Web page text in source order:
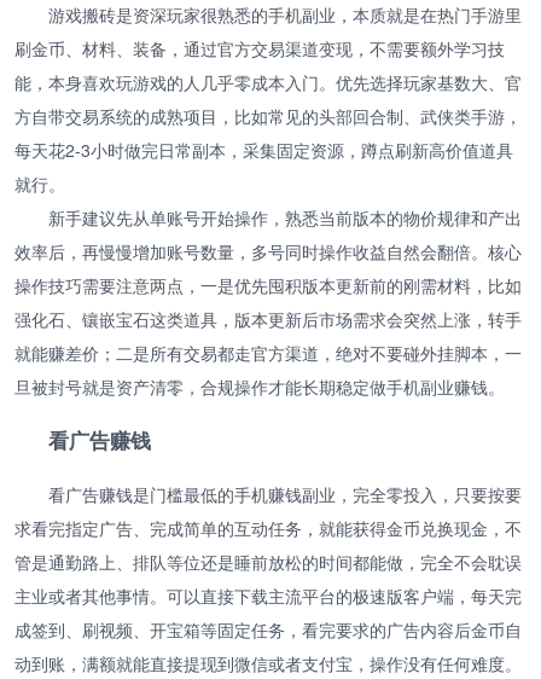
游戏搬砖是资深玩家很熟悉的手机副业，本质就是在热门手游里
刷金币、材料、装备，通过官方交易渠道变现，不需要额外学习技
能，本身喜欢玩游戏的人几乎零成本入门。优先选择玩家基数大、官
方自带交易系统的成熟项目，比如常见的头部回合制、武侠类手游，
每天花2-3小时做完日常副本，采集固定资源，蹲点刷新高价值道具
就行。
新手建议先从单账号开始操作，熟悉当前版本的物价规律和产出
效率后，再慢慢增加账号数量，多号同时操作收益自然会翻倍。核心
操作技巧需要注意两点，一是优先囤积版本更新前的刚需材料，比如
强化石、镶嵌宝石这类道具，版本更新后市场需求会突然上涨，转手
就能赚差价；二是所有交易都走官方渠道，绝对不要碰外挂脚本，一
旦被封号就是资产清零，合规操作才能长期稳定做手机副业赚钱。
看广告赚钱
看广告赚钱是门槛最低的手机赚钱副业，完全零投入，只要按要
求看完指定广告、完成简单的互动任务，就能获得金币兑换现金，不
管是通勤路上、排队等位还是睡前放松的时间都能做，完全不会耽误
主业或者其他事情。可以直接下载主流平台的极速版客户端，每天完
成签到、刷视频、开宝箱等固定任务，看完要求的广告内容后金币自
动到账，满额就能直接提现到微信或者支付宝，操作没有任何难度。